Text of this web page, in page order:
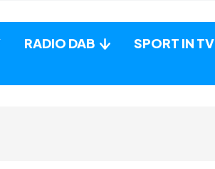
RADIO DAB SPORT IN TV